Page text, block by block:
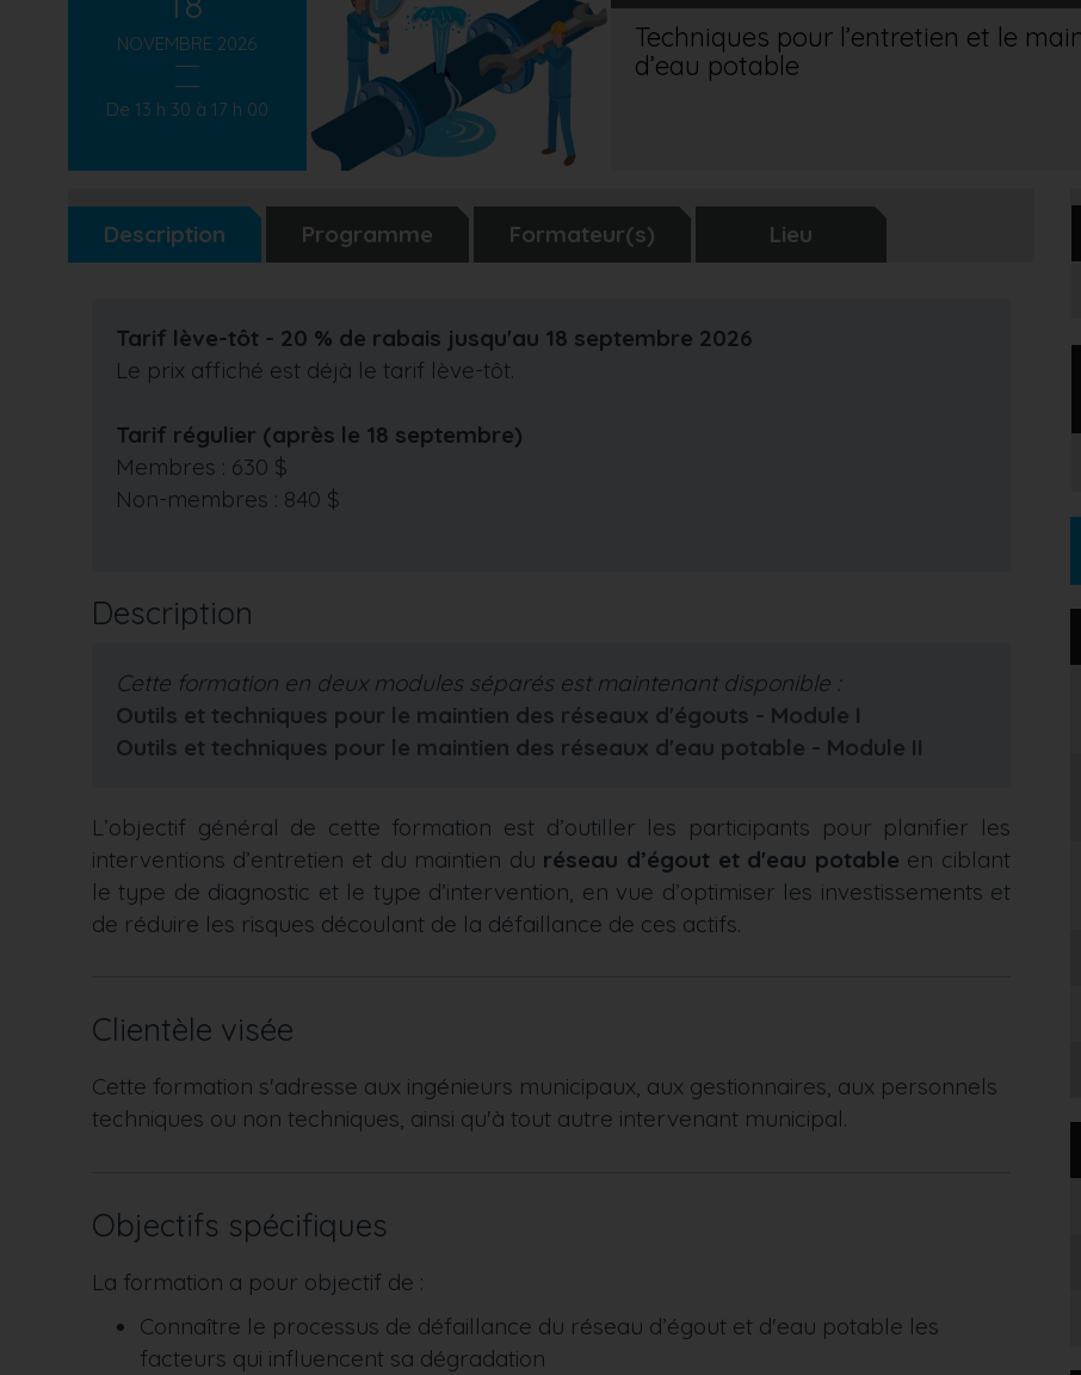
NOVEMBRE 2026
De 13 h 30 à 17 h 00
Techniques pour l’entretien et le
d’eau potable
Description Programme Formateur(s) Lieu
Tarif lève-tôt - 20 % de rabais jusqu'au 18 septembre 2026
Le prix affiché est déjà le tarif lève-tôt.
Tarif régulier (après le 18 septembre)
Membres : 630 $
Non-membres : 840 $
Description
Cette formation en deux modules séparés est maintenant disponible :
Outils et techniques pour le maintien des réseaux d'égouts - Module I
Outils et techniques pour le maintien des réseaux d'eau potable - Module II
L’objectif général de cette formation est d’outiller les participants pour planifier les
interventions d’entretien et du maintien du réseau d’égout et d'eau potable en ciblant
le type de diagnostic et le type d’intervention, en vue d’optimiser les investissements et
de réduire les risques découlant de la défaillance de ces actifs.
Clientèle visée
Cette formation s'adresse aux ingénieurs municipaux, aux gestionnaires, aux personnels
techniques ou non techniques, ainsi qu'à tout autre intervenant municipal.
Objectifs spécifiques
La formation a pour objectif de :
Connaître le processus de défaillance du réseau d’égout et d'eau potable les
facteurs qui influencent sa dégradation